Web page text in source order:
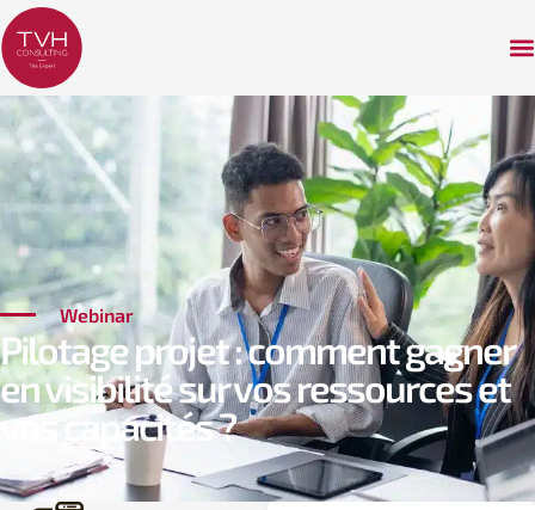
Webinar
Pilotage projet : comment gagner
en visibilité sur vos ressources et
vos capacités ?